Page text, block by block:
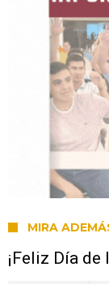
MIRA
¡Feliz Día de